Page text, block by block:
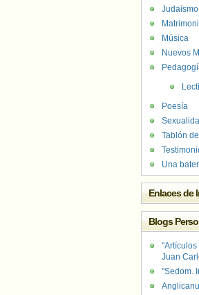
Judaísmo
Música
Nuevos
Poesía
Tablón
Una
Enlaces de
Blogs
Juan
"Sedom.